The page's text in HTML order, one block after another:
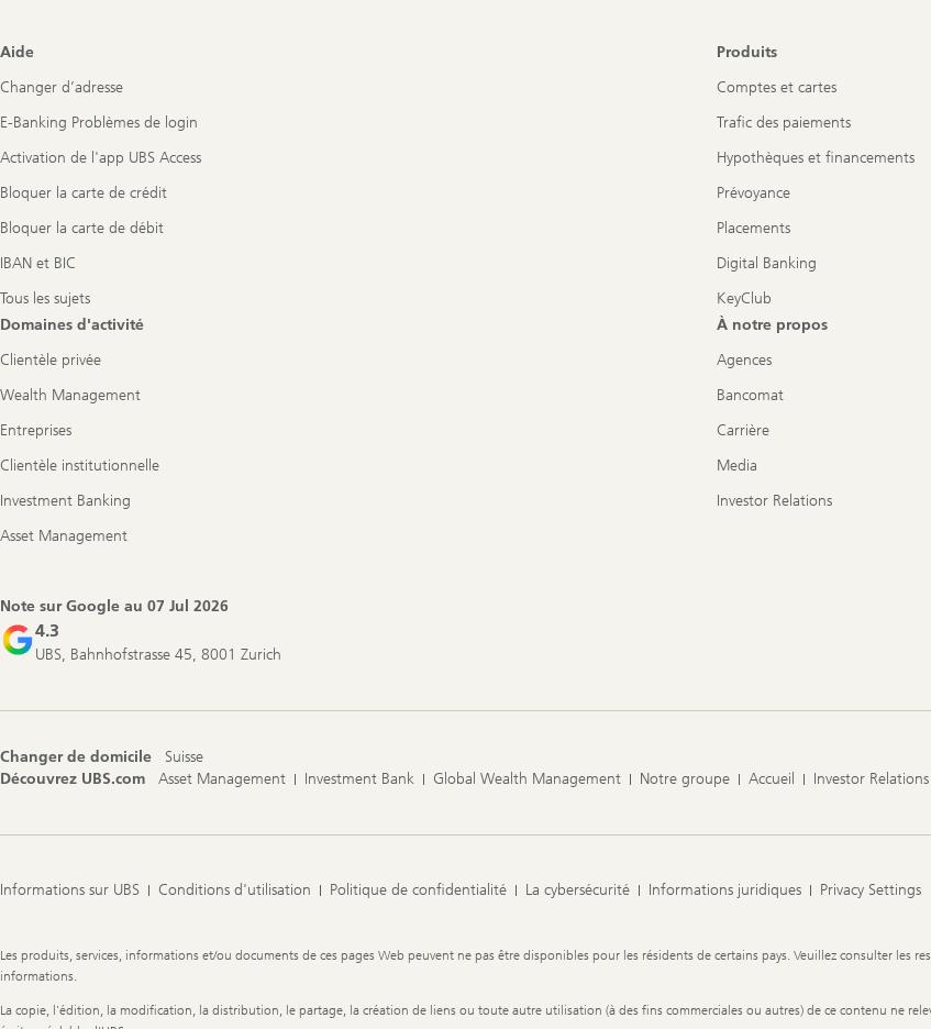
Footer
Aide
Changer d’adresse
E-Banking Problèmes de login
Activation de l'app UBS Access
Bloquer la carte de crédit
Bloquer la carte de débit
IBAN et BIC
Tous les sujets
Produits
Comptes et cartes
Trafic des paiements
Hypothèques et financements
Prévoyance
Placements
Digital Banking
KeyClub
Domaines d'activité
Clientèle privée
Wealth Management
Entreprises
Clientèle institutionnelle
Investment Banking
Asset Management
À notre propos
Agences
Bancomat
Carrière
Media
Investor Relations
Note sur Google au 07 Jul 2026
4.3
UBS, Bahnhofstrasse 45, 8001 Zurich
Changer de domicile
Suisse
Découvrez UBS.com
Asset Management Investment Bank Global Wealth Management Notre groupe Accueil Investor Relations
Informations sur UBS Conditions d'utilisation Politique de confidentialité La cybersécurité Informations juridiques Privacy Settings
Legal
Information
Les produits, services, informations et/ou documents de ces pages Web peuvent ne pas être disponibles pour les résidents de certains pays. Veuillez consulter les
informations.
La copie, l'édition, la modification, la distribution, le partage, la création de liens ou toute autre utilisation (à des fins commerciales ou autres) de ce contenu ne